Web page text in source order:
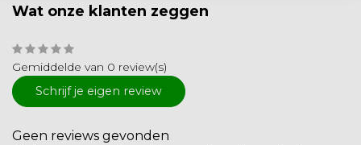
Wat onze klanten zeggen
Gemiddelde van 0 review(s)
Schrijf je eigen review
Geen reviews gevonden